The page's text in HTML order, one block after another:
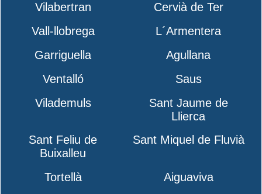
Vilabertran
Cervià de Ter
Vall-llobrega
L´Armentera
Garriguella
Agullana
Ventalló
Saus
Vilademuls
Sant Jaume de
Llierca
Sant Feliu de
Buixalleu
Sant Miquel de Fluvià
Tortellà
Aiguaviva